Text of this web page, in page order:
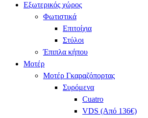
Εξωτερικός χώρος
Φωτιστικά
Επιτοίχια
Στύλοι
Έπιπλα κήπου
Μοτέρ
Μοτέρ Γκαραζόπορτας
Συρόμενα
Cuatro
VDS (Από 136€)